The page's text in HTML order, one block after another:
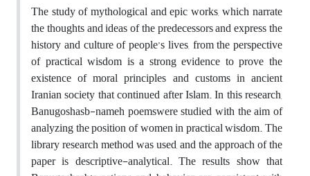
The study of mythological and epic works, which narrate
the thoughts and ideas of the predecessors and express the
history and culture of people’s lives, from the perspective
of practical wisdom is a strong evidence to prove the
existence of moral principles and customs in ancient
Iranian society that continued after Islam. In this research,
Banugoshasb-nameh poemswere studied with the aim of
analyzing the position of women in practical wisdom. The
library research method was used, and the approach of the
paper is descriptive-analytical. The results show that